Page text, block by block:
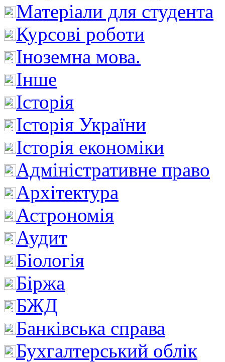
Матеріали для студента
Курсові роботи
Іноземна мова.
Інше
Історія
Історія України
Історія економіки
Адміністративне право
Архітектура
Астрономія
Аудит
Біологія
Біржа
БЖД
Банківська справа
Бухгалтерський облік